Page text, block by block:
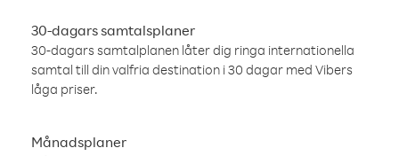
30-dagars samtalsplaner
30-dagars samtalplanen låter dig ringa internationella
samtal till din valfria destination i 30 dagar med Vibers
låga priser.
Månadsplaner